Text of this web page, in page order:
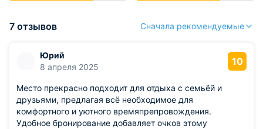
7 отзывов Сначала рекомендуемые
Юрий
8 апреля 2025
10
Место прекрасно подходит для отдыха с семьёй и
друзьями, предлагая всё необходимое для
комфортного и уютного времяпрепровождения.
Удобное бронирование добавляет очков этому